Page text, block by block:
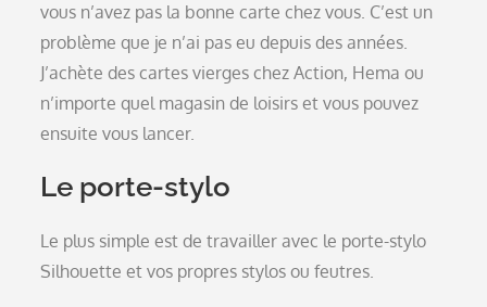
vous n’avez pas la bonne carte chez vous. C’est un
problème que je n’ai pas eu depuis des années.
J’achète des cartes vierges chez Action, Hema ou
n’importe quel magasin de loisirs et vous pouvez
ensuite vous lancer.
Le porte-stylo
Le plus simple est de travailler avec le porte-stylo
Silhouette et vos propres stylos ou feutres.